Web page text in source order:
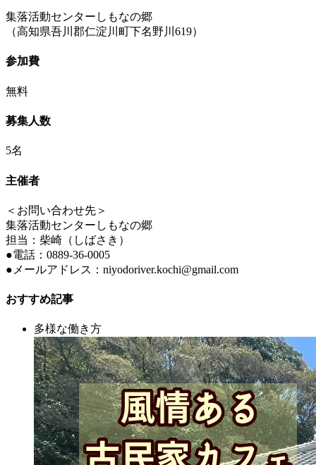
集落活動センターしもなの郷
（高知県吾川郡仁淀川町下名野川619）
参加費
無料
募集人数
5名
主催者
＜お問い合わせ先＞
集落活動センターしもなの郷
担当：柴崎（しばさき）
●電話：0889-36-0005
●メールアドレス：niyodoriver.kochi@gmail.com
おすすめ記事
多様な働き方